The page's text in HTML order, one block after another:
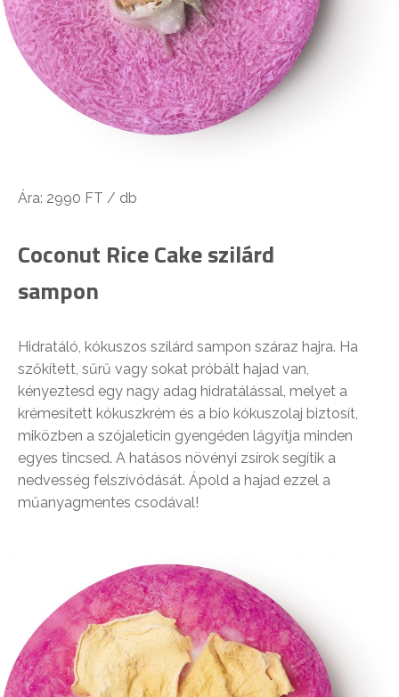
Ára: 2990 FT / db
Coconut Rice Cake szilárd
sampon
Hidratáló, kókuszos szilárd sampon száraz hajra. Ha
szőkített, sűrű vagy sokat próbált hajad van,
kényeztesd egy nagy adag hidratálással, melyet a
krémesített kókuszkrém és a bio kókuszolaj biztosít,
miközben a szójaleticin gyengéden lágyítja minden
egyes tincsed. A hatásos növényi zsírok segítik a
nedvesség felszívódását. Ápold a hajad ezzel a
műanyagmentes csodával!